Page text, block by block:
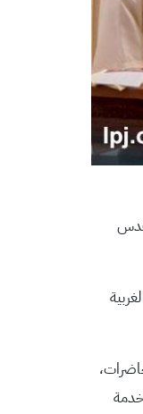
القدس والضفة الغربية
خدمة